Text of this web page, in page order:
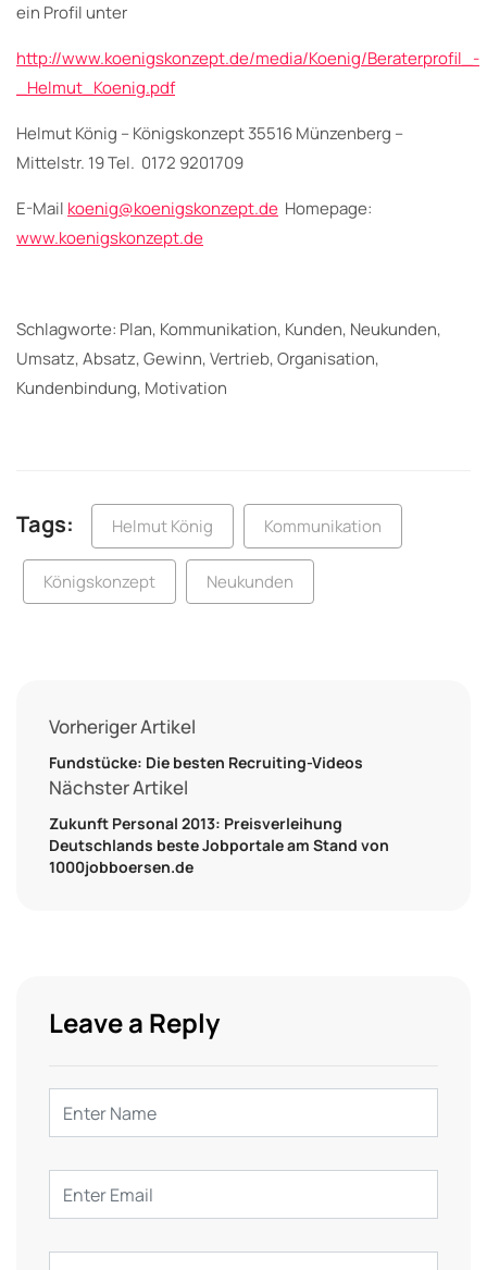
ein Profil unter
http://www.koenigskonzept.de/media/Koenig/Beraterprofil_-
_Helmut_Koenig.pdf
Helmut König – Königskonzept 35516 Münzenberg –
Mittelstr. 19 Tel. 0172 9201709
E-Mail koenig@koenigskonzept.de Homepage:
www.koenigskonzept.de
Schlagworte: Plan, Kommunikation, Kunden, Neukunden,
Umsatz, Absatz, Gewinn, Vertrieb, Organisation,
Kundenbindung, Motivation
Tags: Helmut König Kommunikation
Königskonzept Neukunden
Vorheriger Artikel
Fundstücke: Die besten Recruiting-Videos
Nächster Artikel
Zukunft Personal 2013: Preisverleihung
Deutschlands beste Jobportale am Stand von
1000jobboersen.de
Leave a Reply